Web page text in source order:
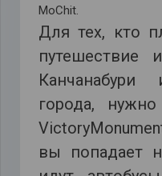
MoChit.
Для тех, кто
путешествие
города,
вы попадает